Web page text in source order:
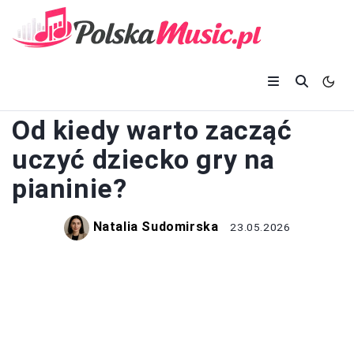
Od kiedy warto zacząć
uczyć dziecko gry na
pianinie?
Natalia Sudomirska 23.05.2026